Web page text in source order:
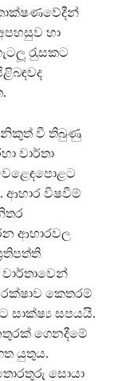
හා
රැුසකට
නිකුත් වී තිබුණු
වාර්තා
ආහාර විෂවීම්
ආහාරවල
කෙතරම්
සාක්ෂ්‍ය සපයයි.
ගෙනදීමේ
යුතුය.
සොයා